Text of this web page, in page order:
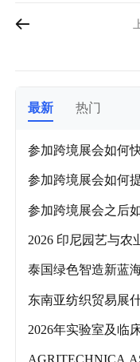
最新 热门
参加跨境展会如何
参加跨境展会如何
参加跨境展会之后
2026 印尼园艺与农
泰国绿色智造新蓝
东南亚纺织贸易展
2026年实验室及临